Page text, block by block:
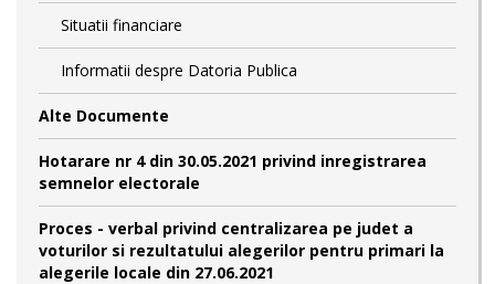
Situatii financiare
Informatii despre Datoria Publica
Alte Documente
Hotarare nr 4 din 30.05.2021 privind inregistrarea
semnelor electorale
Proces - verbal privind centralizarea pe judet a
voturilor si rezultatului alegerilor pentru primari la
alegerile locale din 27.06.2021